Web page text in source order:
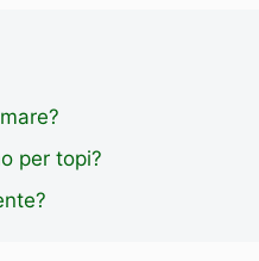
per topi?